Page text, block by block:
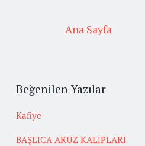
Ana Sayfa
Beğenilen Yazılar
Kafiye
BAŞLICA ARUZ KALIPLARI